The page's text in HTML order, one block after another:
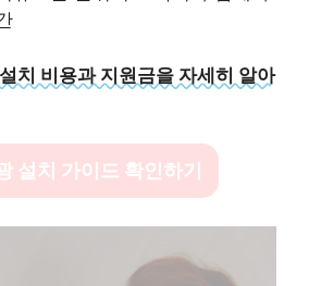
치 비용과 지원금을 자세히 알아
설치 가이드 확인하기